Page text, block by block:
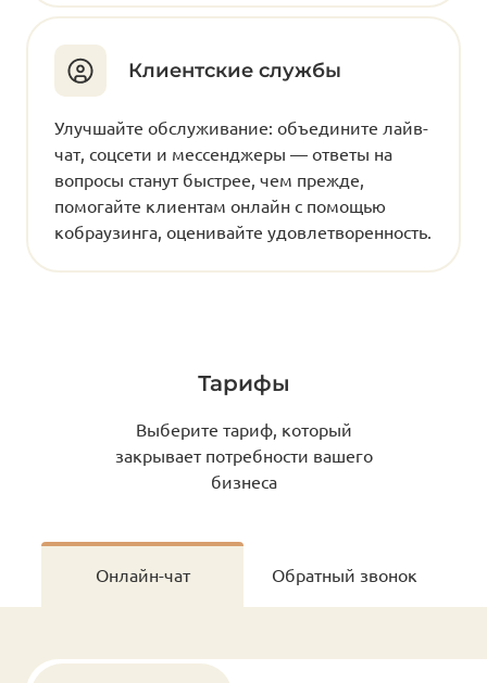
Клиентские службы
Улучшайте обслуживание: объедините лайв-
чат, соцсети и мессенджеры — ответы на
вопросы станут быстрее, чем прежде,
помогайте клиентам онлайн с помощью
кобраузинга, оценивайте удовлетворенность.
Тарифы
Выберите тариф, который
закрывает потребности вашего
бизнеса
Онлайн-чат Обратный звонок